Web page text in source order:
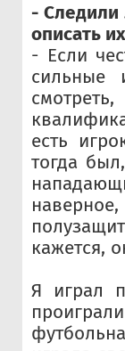
- Следили
описать
- Если
сильные
есть
тогда
кажется,
Я играл